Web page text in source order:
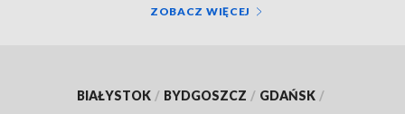
ZOBACZ WIĘCEJ
BIAŁYSTOK / BYDGOSZCZ / GDAŃSK /